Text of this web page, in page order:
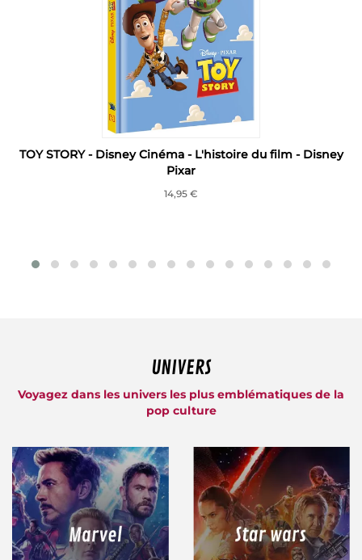
TOY STORY - Disney Cinéma - L'histoire du film - Disney
Pixar
14,95 €
UNIVERS
Voyagez dans les univers les plus emblématiques de la
pop culture